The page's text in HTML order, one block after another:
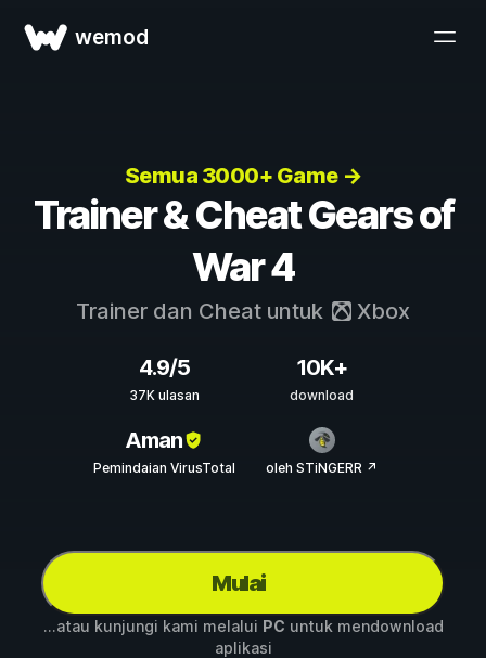
wemod
Semua 3000+ Game →
Trainer & Cheat Gears of
War 4
Trainer dan Cheat untuk Xbox
4.9/5
37K ulasan
10K+
download
Aman
Pemindaian VirusTotal oleh STiNGERR ↗
Mulai
...atau kunjungi kami melalui PC untuk mendownload
aplikasi